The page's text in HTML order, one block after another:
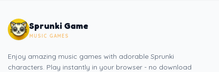
Sprunki Game
MUSIC GAMES
Enjoy amazing music games with adorable Sprunki
characters. Play instantly in your browser - no download